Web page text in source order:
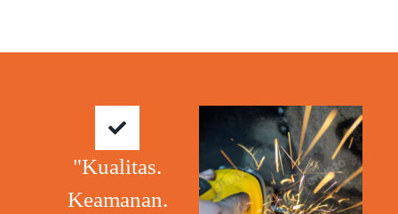
"Kualitas.
Keamanan.